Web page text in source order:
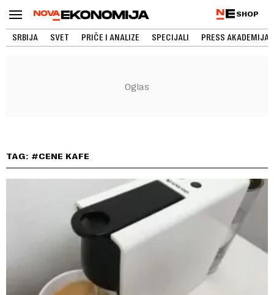
SHOP
SRBIJA SVET PRIČE I ANALIZE SPECIJALI PRESS AKADEMIJA
TAG: #CENE KAFE